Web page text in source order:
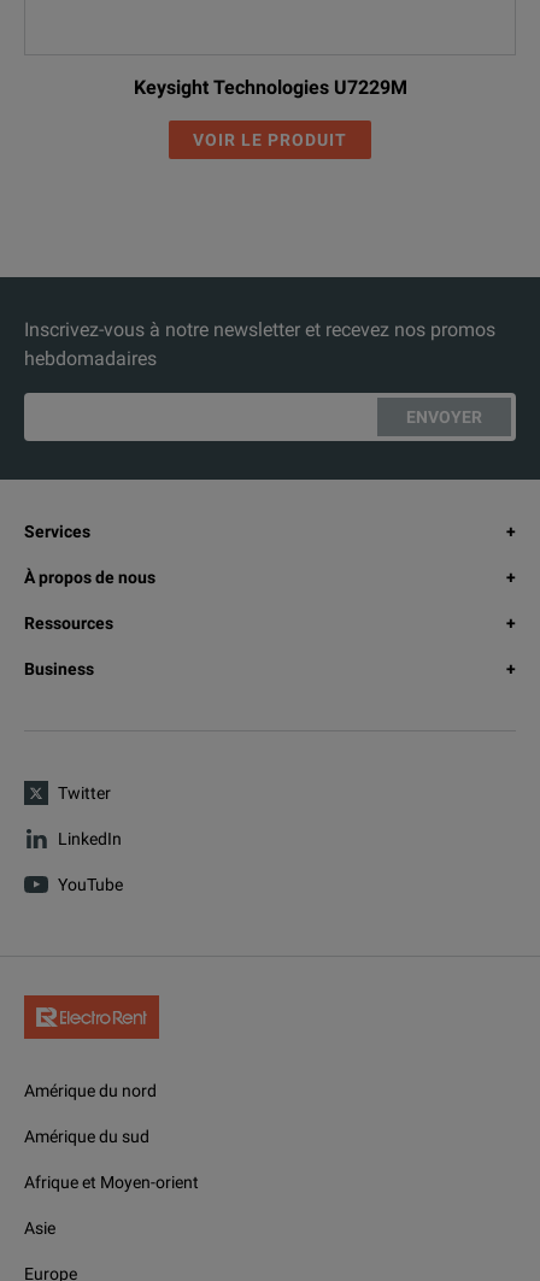
Keysight Technologies U7229M
VOIR LE PRODUIT
Inscrivez-vous à notre newsletter et recevez nos promos
hebdomadaires
ENVOYER
Services
À propos de nous
Ressources
Business
Twitter
LinkedIn
YouTube
Amérique du nord
Amérique du sud
Afrique et Moyen-orient
Asie
Europe